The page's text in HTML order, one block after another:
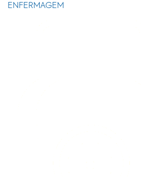
ENFERMAGEM